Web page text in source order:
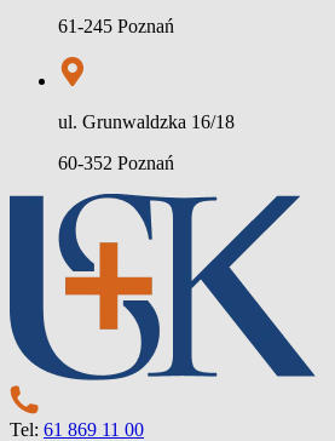
61-245 Poznań
ul. Grunwaldzka 16/18
60-352 Poznań
Tel: 61 869 11 00